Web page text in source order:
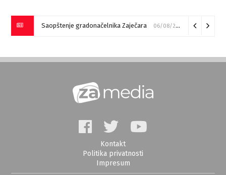
Saopštenje gradonačelnika Zaječara 06/08/2026
Kontakt
Politika privatnosti
Impresum